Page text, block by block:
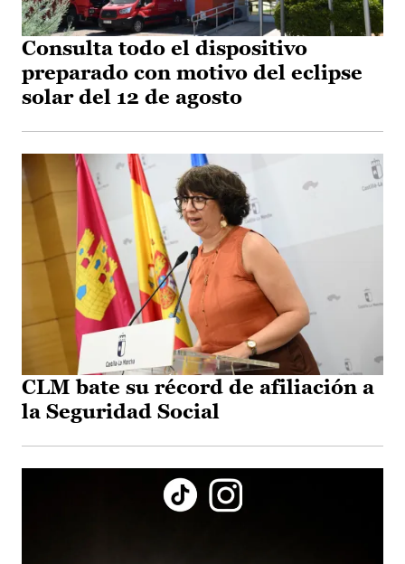
Consulta todo el dispositivo
preparado con motivo del eclipse
solar del 12 de agosto
CLM bate su récord de afiliación a
la Seguridad Social